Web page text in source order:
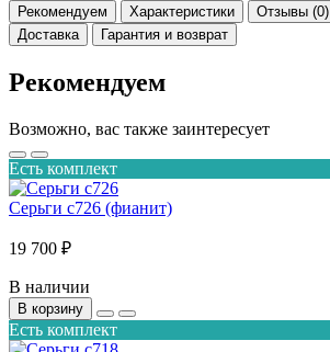
Рекомендуем Характеристики Отзывы (0)
Доставка
Гарантия и возврат
Рекомендуем
Возможно, вас также заинтересует
Есть комплект
Серьги с726 (фианит)
19 700 ₽
В наличии
В корзину
Есть комплект